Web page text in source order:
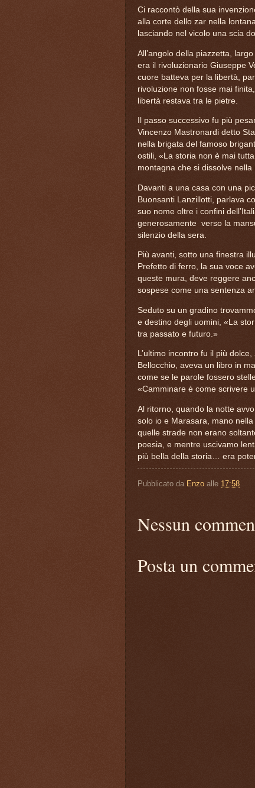
Ci raccontò della sua
alla corte dello zar nella
lasciando nel vicolo una scia
All’angolo della piazzetta,
era il rivoluzionario Giuseppe
cuore batteva per la libertà,
rivoluzione non fosse mai
libertà restava tra le pietre.
Il passo successivo fu più
Vincenzo Mastronardi detto
nella brigata del famoso
ostili, «La storia non è mai
montagna che si dissolve nella
Davanti a una casa con una
Buonsanti Lanzillotti, parlava
suo nome oltre i confini
generosamente verso la
silenzio della sera.
Più avanti, sotto una finestra
Prefetto di ferro, la sua voce
queste mura, deve reggere
sospese come una sentenza
Seduto su un gradino
e destino degli uomini, «La
tra passato e futuro.»
L’ultimo incontro fu il più
Bellocchio, aveva un libro in
come se le parole fossero
«Camminare è come scrivere
Al ritorno, quando la notte
solo io e Marasara, mano
quelle strade non erano
poesia, e mentre uscivamo
più bella della storia… era
Pubblicato da Enzo alle 17:58
Nessun
Posta un